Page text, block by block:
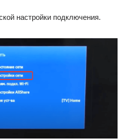
настройки подключения.